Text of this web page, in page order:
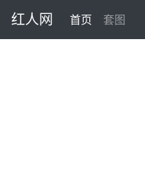
红人网 首页 (current)
套图